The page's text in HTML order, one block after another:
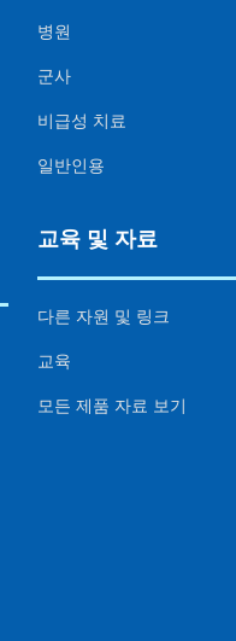
병원
군사
비급성 치료
일반인용
교육 및 자료
다른 자원 및 링크
교육
모든 제품 자료 보기